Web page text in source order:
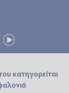
κατηγορείται